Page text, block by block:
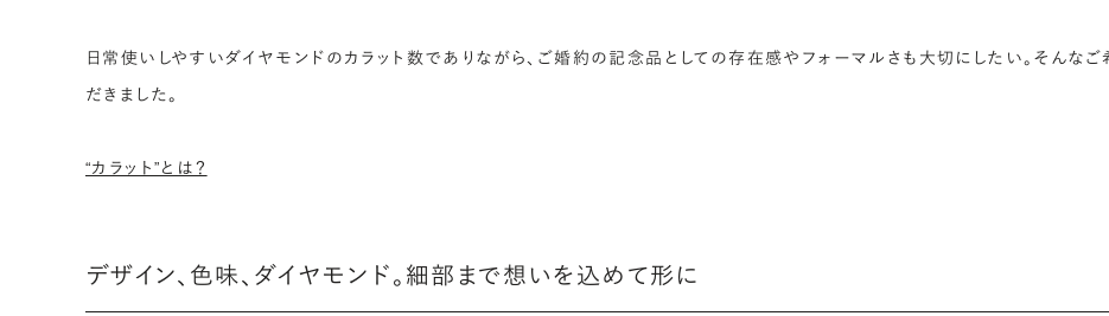
日常使いしやすいダイヤモンドのカラット数でありながら、ご婚約の記念品としての存在感やフォーマルさも大切にしたい。そんな
だきました。
“カラット”とは？
デザイン、色味、ダイヤモンド。細部まで想いを込めて形に